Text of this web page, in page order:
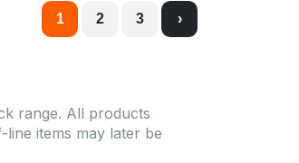
1 2 3 ›
range. All products
items may later be